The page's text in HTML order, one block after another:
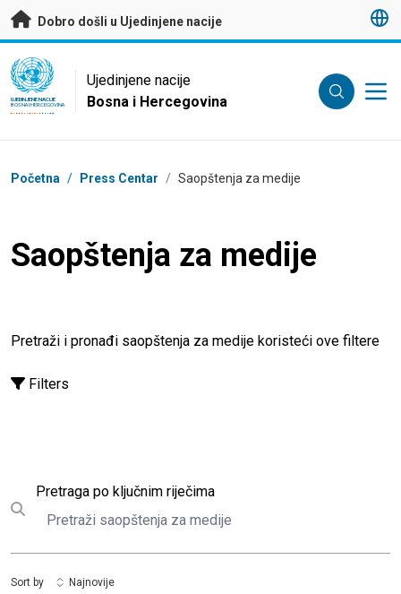
Preskoči na glavni sadržaj
Dobro došli u Ujedinjene nacije
UN Logo
UJEDINJENE NACIJE
BOSNA I HERCEGOVINA
Ujedinjene nacije
Bosna i Hercegovina
Mrvice
Početna / Press Centar / Saopštenja za medije
Saopštenja za medije
Pretraži i pronađi saopštenja za medije koristeći ove filtere
Filters
Submit search
Pretraga po ključnim riječimaPretraga
Sort by Najnovije